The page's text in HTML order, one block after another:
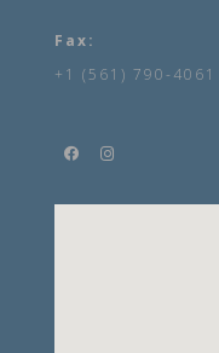
Fax:
+1 (561) 790-4061